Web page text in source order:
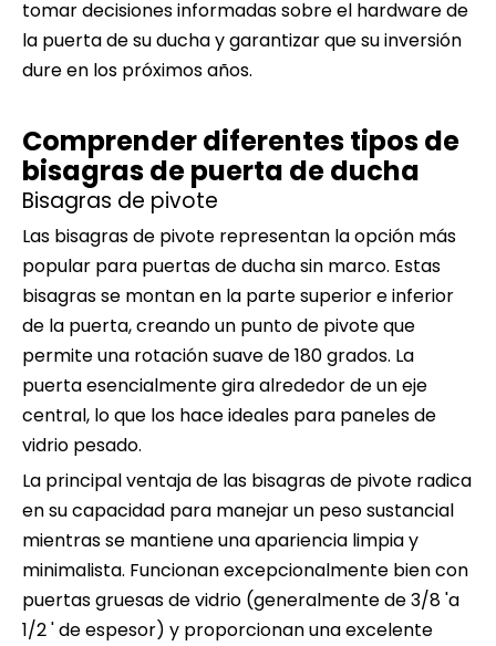
tomar decisiones informadas sobre el hardware de
la puerta de su ducha y garantizar que su inversión
dure en los próximos años.
Comprender diferentes tipos de
bisagras de puerta de ducha
Bisagras de pivote
Las bisagras de pivote representan la opción más
popular para puertas de ducha sin marco. Estas
bisagras se montan en la parte superior e inferior
de la puerta, creando un punto de pivote que
permite una rotación suave de 180 grados. La
puerta esencialmente gira alrededor de un eje
central, lo que los hace ideales para paneles de
vidrio pesado.
La principal ventaja de las bisagras de pivote radica
en su capacidad para manejar un peso sustancial
mientras se mantiene una apariencia limpia y
minimalista. Funcionan excepcionalmente bien con
puertas gruesas de vidrio (generalmente de 3/8 'a
1/2 ' de espesor) y proporcionan una excelente